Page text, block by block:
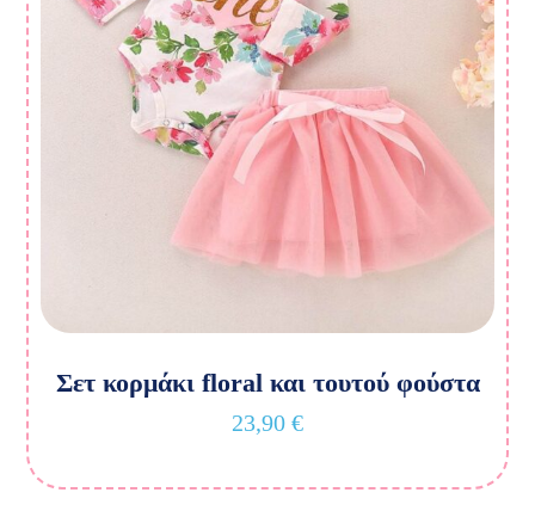
Σετ κορμάκι floral και τουτού φούστα
23,90 €